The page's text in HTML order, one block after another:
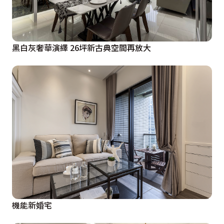
黑白灰奢華演繹 26坪新古典空間再放大
機能新婚宅